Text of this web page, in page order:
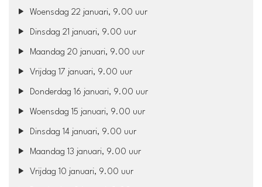
Woensdag 22 januari, 9.00 uur
Dinsdag 21 januari, 9.00 uur
Maandag 20 januari, 9.00 uur
Vrijdag 17 januari, 9.00 uur
Donderdag 16 januari, 9.00 uur
Woensdag 15 januari, 9.00 uur
Dinsdag 14 januari, 9.00 uur
Maandag 13 januari, 9.00 uur
Vrijdag 10 januari, 9.00 uur